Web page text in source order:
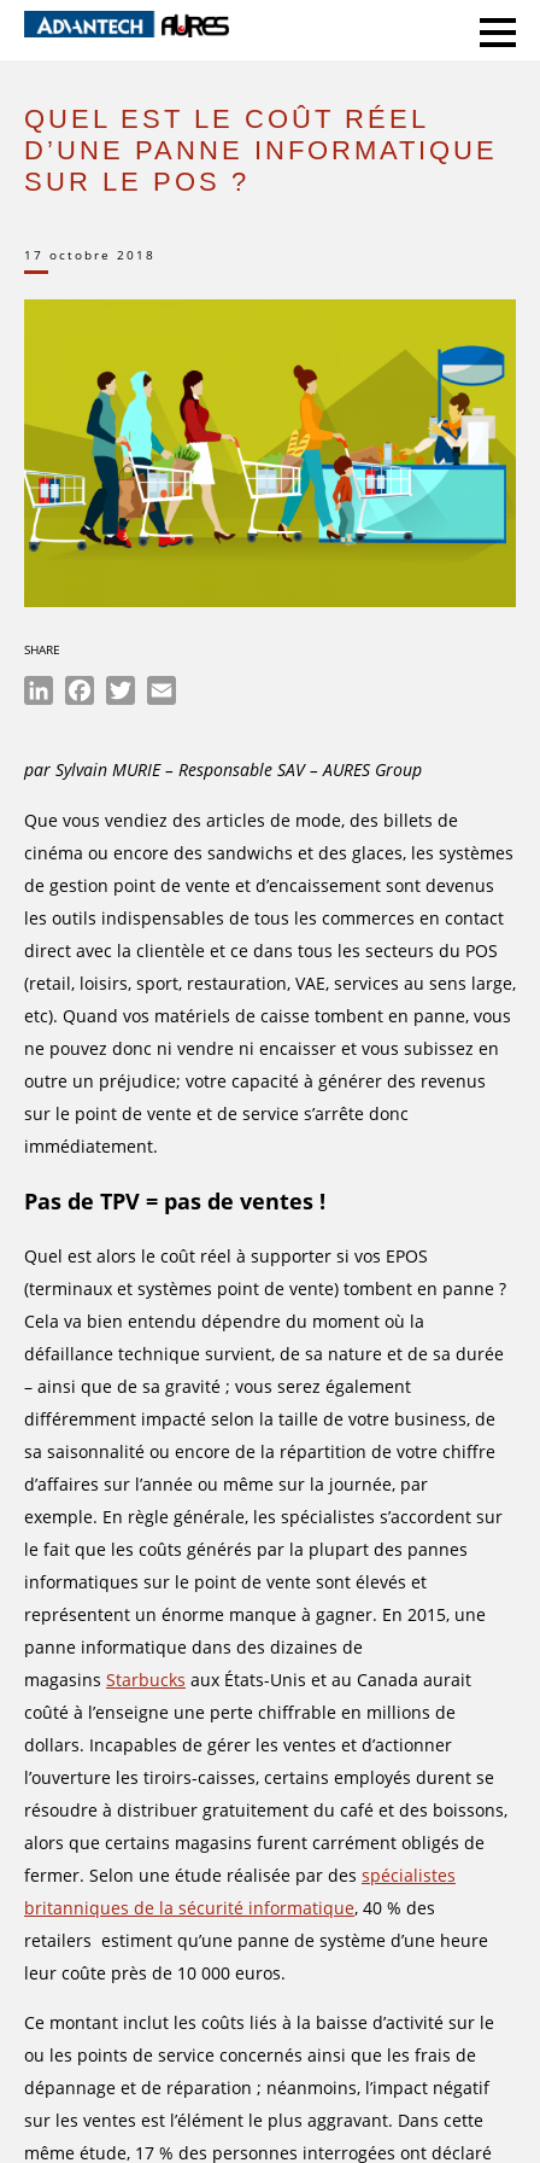
HOME
QUEL EST LE COÛT RÉEL D’UNE PANNE INFORMATIQUE SUR LE POS ?
QUEL EST LE COÛT RÉEL
D’UNE PANNE INFORMATIQUE
SUR LE POS ?
17 octobre 2018
SHARE
LinkedInFacebook
Twitter
par Sylvain MURIE – Responsable SAV – AURES Group
Que vous vendiez des articles de mode, des billets de
cinéma ou encore des sandwichs et des glaces, les systèmes
de gestion point de vente et d’encaissement sont devenus
les outils indispensables de tous les commerces en contact
direct avec la clientèle et ce dans tous les secteurs du POS
(retail, loisirs, sport, restauration, VAE, services au sens large,
etc). Quand vos matériels de caisse tombent en panne, vous
ne pouvez donc ni vendre ni encaisser et vous subissez en
outre un préjudice; votre capacité à générer des revenus
sur le point de vente et de service s’arrête donc
immédiatement.
Pas de TPV = pas de ventes !
Quel est alors le coût réel à supporter si vos EPOS
(terminaux et systèmes point de vente) tombent en panne ?
Cela va bien entendu dépendre du moment où la
défaillance technique survient, de sa nature et de sa durée
– ainsi que de sa gravité ; vous serez également
différemment impacté selon la taille de votre business, de
sa saisonnalité ou encore de la répartition de votre chiffre
d’affaires sur l’année ou même sur la journée, par
exemple. En règle générale, les spécialistes s’accordent sur
le fait que les coûts générés par la plupart des pannes
informatiques sur le point de vente sont élevés et
représentent un énorme manque à gagner. En 2015, une
panne informatique dans des dizaines de
magasins Starbucks aux États-Unis et au Canada aurait
coûté à l’enseigne une perte chiffrable en millions de
dollars. Incapables de gérer les ventes et d’actionner
l’ouverture les tiroirs-caisses, certains employés durent se
résoudre à distribuer gratuitement du café et des boissons,
alors que certains magasins furent carrément obligés de
fermer. Selon une étude réalisée par des spécialistes
britanniques de la sécurité informatique, 40 % des
retailers estiment qu’une panne de système d’une heure
leur coûte près de 10 000 euros.
Ce montant inclut les coûts liés à la baisse d’activité sur le
ou les points de service concernés ainsi que les frais de
dépannage et de réparation ; néanmoins, l’impact négatif
sur les ventes est l’élément le plus aggravant. Dans cette
même étude, 17 % des personnes interrogées ont déclaré